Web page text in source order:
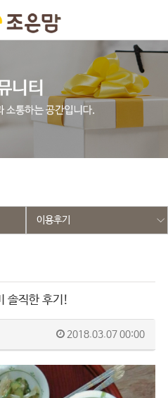
where wr_is_comment
00:00:00' and wr_id <> '22' order
이용후기
솔직한 후기!
2018.03.07 00:00